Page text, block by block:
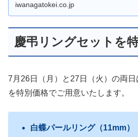
iwanagatokei.co.jp
慶弔リングセットを
7月26日（月）と27日（火）の両日
を特別価格でご用意いたします。
白蝶パールリング（11mm）